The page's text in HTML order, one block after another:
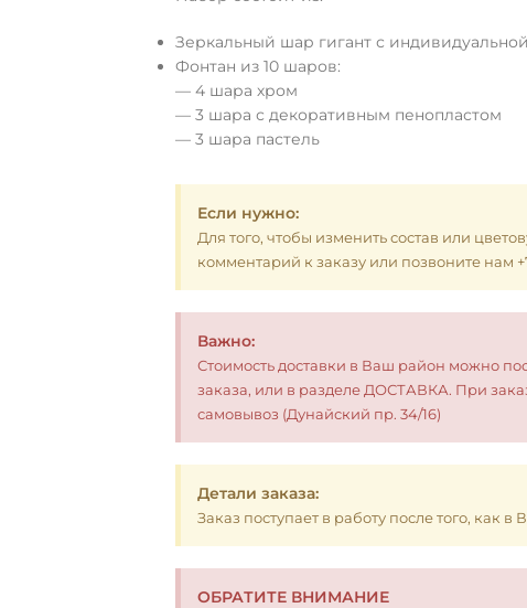
Зеркальный шар гигант с
Фонтан из 10 шаров:
— 4 шара хром
— 3 шара с декоративным пенопластом
— 3 шара пастель
Если нужно:
Для того, чтобы изменить состав или
комментарий к заказу или позвоните нам
Важно:
Стоимость доставки в Ваш район можно
заказа, или в разделе ДОСТАВКА. При
самовывоз (Дунайский пр. 34/16)
Детали заказа:
Заказ поступает в работу после того, как
ОБРАТИТЕ ВНИМАНИЕ